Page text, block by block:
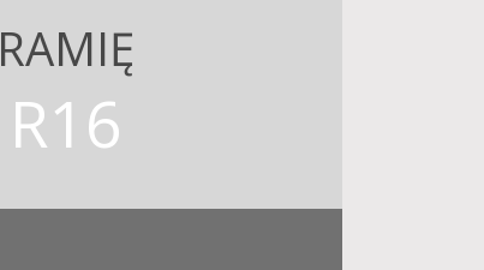
RAMIĘ
R16